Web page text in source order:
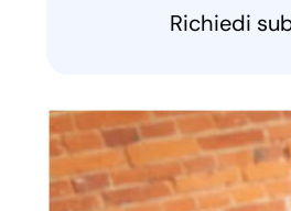
Richiedi